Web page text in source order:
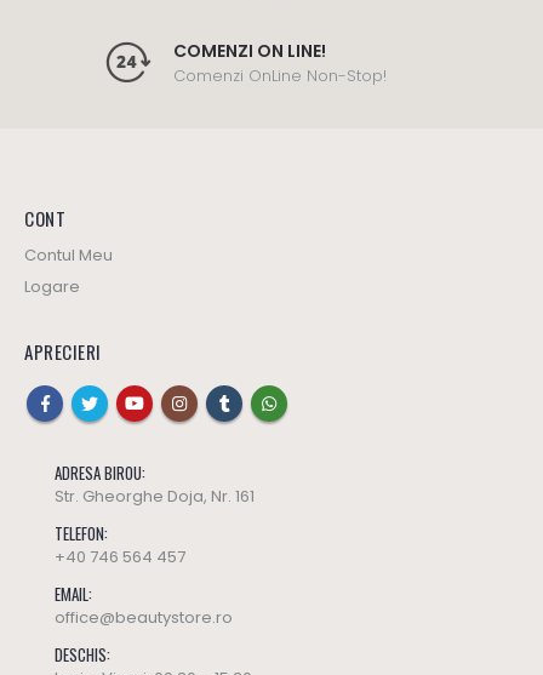
COMENZI ON LINE!
Comenzi OnLine Non-Stop!
CONT
Contul Meu
Logare
APRECIERI
ADRESA BIROU:
Str. Gheorghe Doja, Nr. 161
TELEFON:
+40 746 564 457
EMAIL:
office@beautystore.ro
DESCHIS: